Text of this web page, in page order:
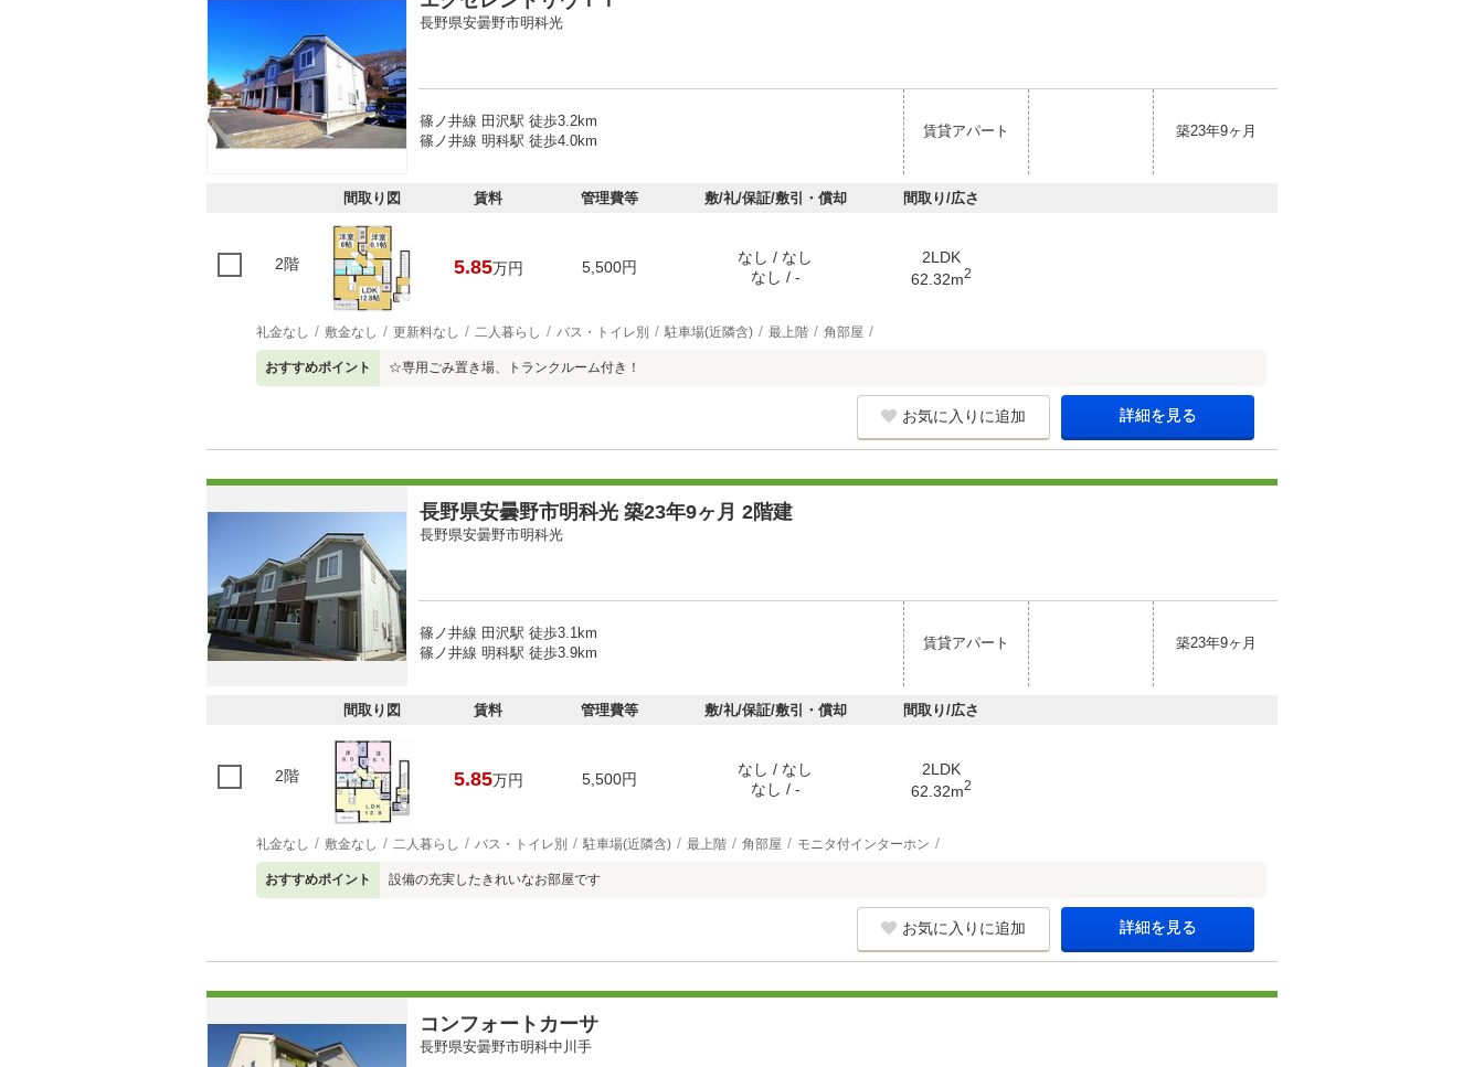
長野県安曇野市明科光
篠ノ井線 田沢駅 徒歩3.2km
篠ノ井線 明科駅 徒歩4.0km
賃貸アパート 築23年9ヶ月
間取り図 賃料 管理費等 敷/礼/保証/敷引・償却 間取り/広さ
2階 5.85万円 5,500円
なし / なし
なし / -
2LDK
62.32m2
礼金なし 敷金なし 更新料なし 二人暮らし バス・トイレ別 駐車場(近隣含) 最上階 角部屋
おすすめポイント ☆専用ごみ置き場、トランクルーム付き！
お気に入りに追加 詳細を見る
長野県安曇野市明科光 築23年9ヶ月 2階建
長野県安曇野市明科光
篠ノ井線 田沢駅 徒歩3.1km
篠ノ井線 明科駅 徒歩3.9km
賃貸アパート 築23年9ヶ月
間取り図 賃料 管理費等 敷/礼/保証/敷引・償却 間取り/広さ
2階 5.85万円 5,500円
なし / なし
なし / -
2LDK
62.32m2
礼金なし 敷金なし 二人暮らし バス・トイレ別 駐車場(近隣含) 最上階 角部屋 モニタ付インターホン
おすすめポイント 設備の充実したきれいなお部屋です
お気に入りに追加 詳細を見る
コンフォートカーサ
長野県安曇野市明科中川手